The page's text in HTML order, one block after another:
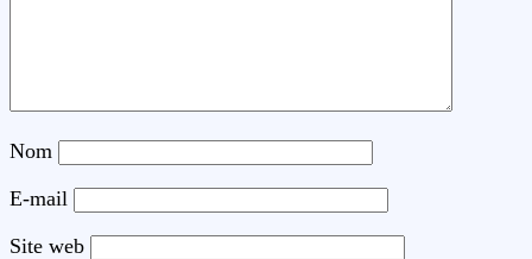
Nom
E-mail
Site web